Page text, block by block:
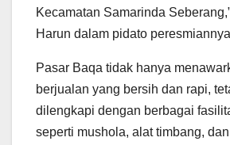
Kecamatan Samarinda
Harun dalam pidato
Pasar Baqa tidak hanya
berjualan yang bersih dan rapi,
dilengkapi dengan berbagai
seperti mushola, alat timbang,